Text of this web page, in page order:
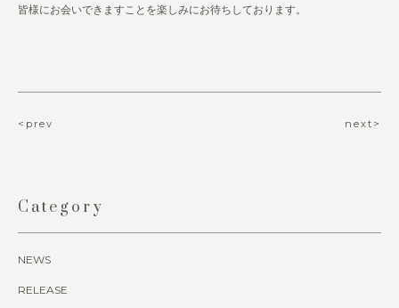
皆様にお会いできますことを楽しみにお待ちしております。
<prev next>
Category
NEWS
RELEASE